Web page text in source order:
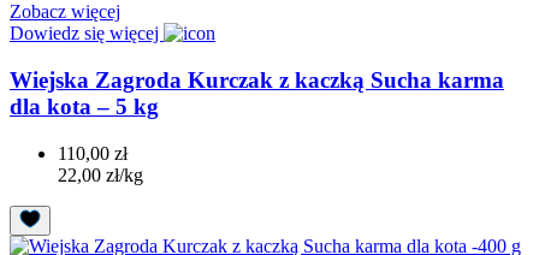
Zobacz więcej
Dowiedz się więcej
Wiejska Zagroda Kurczak z kaczką Sucha karma
dla kota – 5 kg
110,00 zł
22,00 zł/kg